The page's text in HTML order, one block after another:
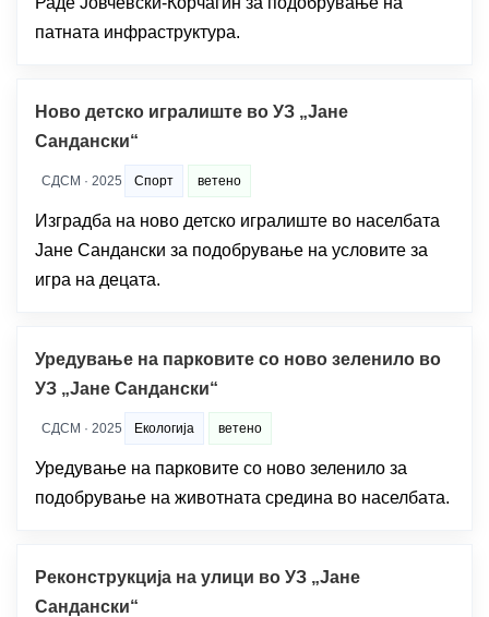
патната инфраструктура.
Ново детско игралиште во УЗ „Јане
Сандански“
СДСМ · 2025 Спорт ветено
Изградба на ново детско игралиште во населбата
Јане Сандански за подобрување на условите за
игра на децата.
Уредување на парковите со ново зеленило во
УЗ „Јане Сандански“
СДСМ · 2025 Екологија ветено
Уредување на парковите со ново зеленило за
подобрување на животната средина во населбата.
Реконструкција на улици во УЗ „Јане
Сандански“